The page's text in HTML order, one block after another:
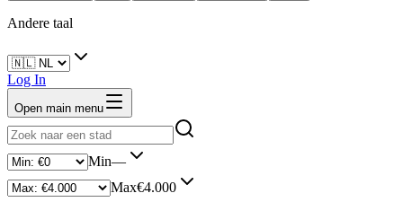
Andere taal
Log In
Open main menu
Min—
Max€4.000